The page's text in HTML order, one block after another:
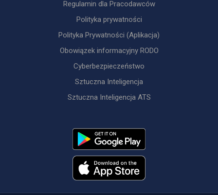
Regulamin dla Pracodawców
Polityka prywatności
Polityka Prywatności (Aplikacja)
Obowiązek informacyjny RODO
Cyberbezpieczeństwo
Sztuczna Inteligencja
Sztuczna Inteligencja ATS